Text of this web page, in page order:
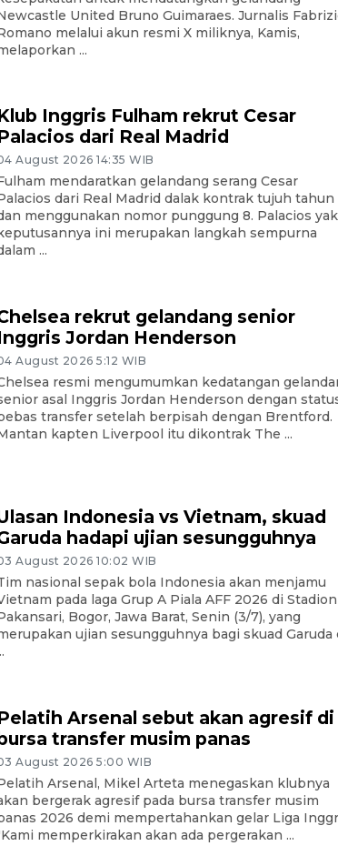
United Bruno Guimaraes. Jurnalis
melalui akun resmi X miliknya, Kamis,
...
Inggris Fulham rekrut Cesar
dari Real Madrid
August 2026 14:35 WIB
mendaratkan gelandang serang Cesar
dari Real Madrid dalak kontrak tujuh tahun
menggunakan nomor punggung 8. Palacios
ini merupakan langkah sempurna
...
rekrut gelandang senior
Jordan Henderson
August 2026 5:12 WIB
resmi mengumumkan kedatangan
asal Inggris Jordan Henderson dengan
transfer setelah berpisah dengan Brentford.
kapten Liverpool itu dikontrak The ...
Indonesia vs Vietnam, skuad
hadapi ujian sesungguhnya
August 2026 10:02 WIB
nasional sepak bola Indonesia akan menjamu
pada laga Grup A Piala AFF 2026 di Stadion
Bogor, Jawa Barat, Senin (3/7), yang
ujian sesungguhnya bagi skuad Garuda
Arsenal sebut akan agresif di
transfer musim panas
August 2026 5:00 WIB
Arsenal, Mikel Arteta menegaskan klubnya
bergerak agresif pada bursa transfer musim
2026 demi mempertahankan gelar Liga
memperkirakan akan ada pergerakan ...